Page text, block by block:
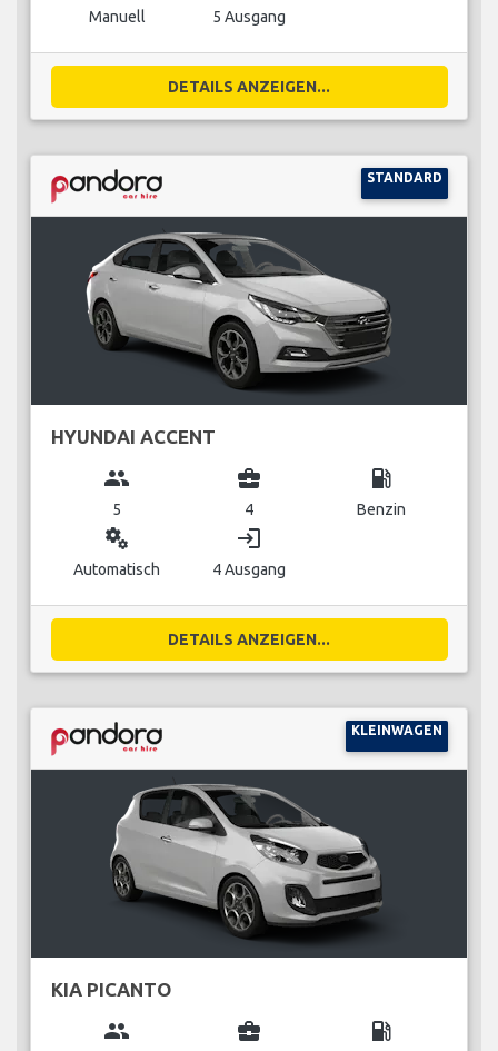
Manuell 5 Ausgang
DETAILS ANZEIGEN...
STANDARD
HYUNDAI ACCENT
group
5
business_center
4
local_gas_station
Benzin
miscellaneous_services
Automatisch
login
4 Ausgang
DETAILS ANZEIGEN...
KLEINWAGEN
KIA PICANTO
group business_center local_gas_station